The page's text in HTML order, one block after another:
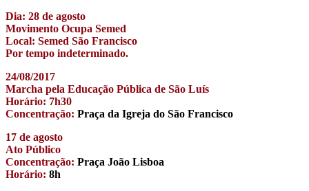
Dia: 28 de agosto
Movimento Ocupa Semed
Local: Semed São Francisco
Por tempo indeterminado.
24/08/2017
Marcha pela Educação Pública de São Luís
Horário: 7h30
Concentração: Praça da Igreja do São Francisco
17 de agosto
Ato Público
Concentração: Praça João Lisboa
Horário: 8h